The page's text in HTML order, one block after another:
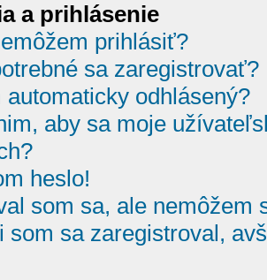
a prihlásenie
prihlásiť?
sa zaregistrovať?
automaticky odhlásený?
aby sa moje
heslo!
som sa, ale nemôžem
som sa zaregistroval,